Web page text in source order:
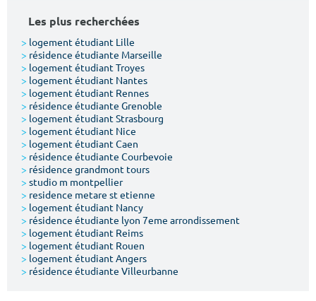
Les plus recherchées
> logement étudiant Lille
> résidence étudiante Marseille
> logement étudiant Troyes
> logement étudiant Nantes
> logement étudiant Rennes
> résidence étudiante Grenoble
> logement étudiant Strasbourg
> logement étudiant Nice
> logement étudiant Caen
> résidence étudiante Courbevoie
> résidence grandmont tours
> studio m montpellier
> residence metare st etienne
> logement étudiant Nancy
> résidence étudiante lyon 7eme arrondissement
> logement étudiant Reims
> logement étudiant Rouen
> logement étudiant Angers
> résidence étudiante Villeurbanne